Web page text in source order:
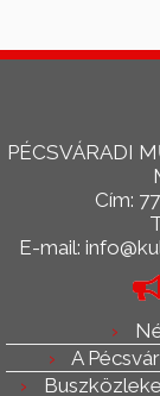
PÉCSVÁRADI
Cím:
E-mail:
A